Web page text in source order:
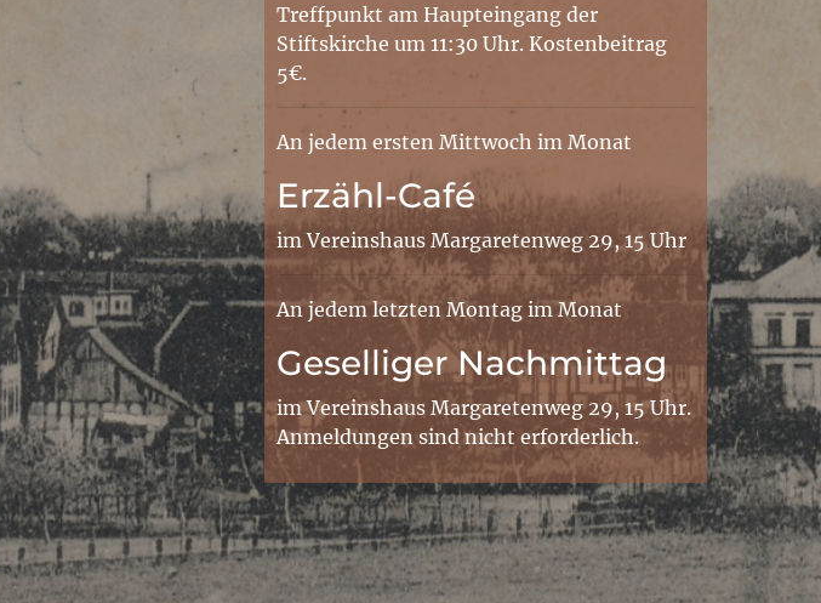
Treffpunkt am Haupteingang der
Stiftskirche um 11:30 Uhr. Kostenbeitrag
5€.
An jedem ersten Mittwoch im Monat
Erzähl-Café
im Vereinshaus Margaretenweg 29, 15 Uhr
An jedem letzten Montag im Monat
Geselliger Nachmittag
im Vereinshaus Margaretenweg 29, 15 Uhr.
Anmeldungen sind nicht erforderlich.